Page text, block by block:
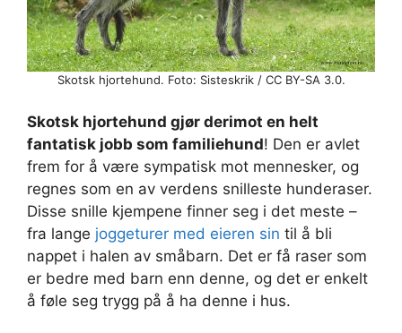
Skotsk hjortehund. Foto: Sisteskrik / CC BY-SA 3.0.
Skotsk hjortehund gjør derimot en helt
fantatisk jobb som familiehund! Den er avlet
frem for å være sympatisk mot mennesker, og
regnes som en av verdens snilleste hunderaser.
Disse snille kjempene finner seg i det meste –
fra lange joggeturer med eieren sin til å bli
nappet i halen av småbarn. Det er få raser som
er bedre med barn enn denne, og det er enkelt
å føle seg trygg på å ha denne i hus.